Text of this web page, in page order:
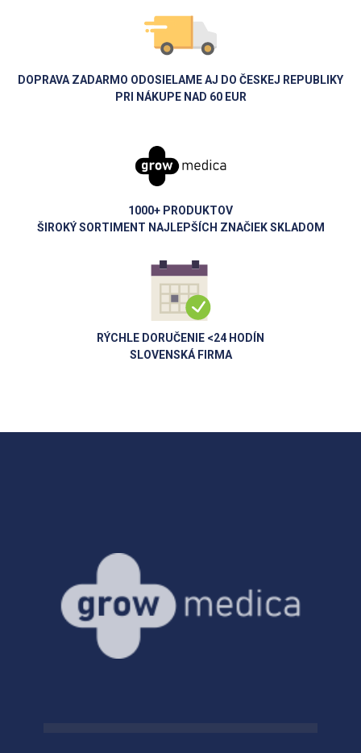
DOPRAVA ZADARMO ODOSIELAME AJ DO ČESKEJ REPUBLIKY
PRI NÁKUPE NAD 60 EUR
1000+ PRODUKTOV
ŠIROKÝ SORTIMENT NAJLEPŠÍCH ZNAČIEK SKLADOM
RÝCHLE DORUČENIE <24 HODÍN
SLOVENSKÁ FIRMA